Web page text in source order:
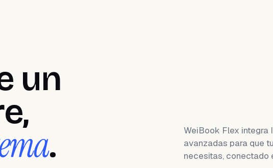
un
.
WeiBook Flex integra
avanzadas para que
necesitas, conectado